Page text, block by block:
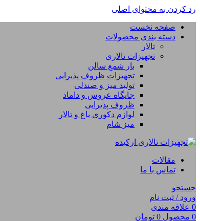
رد کردن به محتوای اصلی
صفحه نخست
دسته بندی محصولات
تالار
تجهیزات تالاری
بار شمع سالن
تجهیزات ظروف پذیرایی
تولید میز و صندلی
جایگاه عروس و داماد
ظروف پذیرایی
لوازم دکوری باغ و تالار
میز شام
مقالات
تماس با ما
جستجو
ورود / ثبت نام
0 علاقه مندی
0 محصول 0 تومان